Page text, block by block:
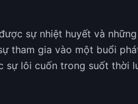
sự nhiệt huyết và
tham gia vào một buổi
sự lôi cuốn trong suốt thời